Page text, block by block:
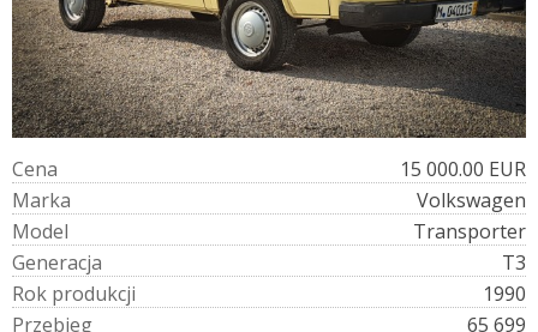
Cena
15 000.00 EUR
Marka
Volkswagen
Model
Transporter
Generacja
T3
Rok produkcji
1990
Przebieg
65 699